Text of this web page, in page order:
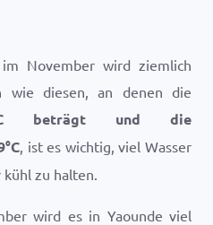
November wird ziemlich
wie diesen, an denen die
beträgt und die
°C, ist es wichtig, viel Wasser
zu halten.
wird es in Yaounde viel